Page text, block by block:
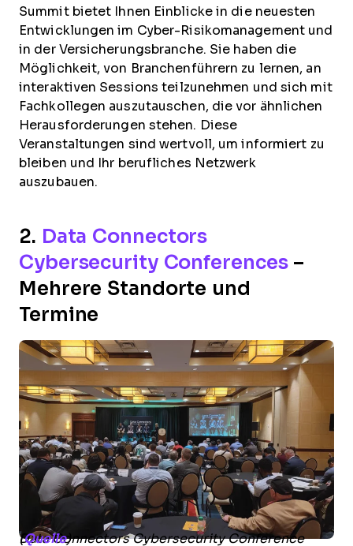
Summit bietet Ihnen Einblicke in die neuesten
Entwicklungen im Cyber-Risikomanagement und
in der Versicherungsbranche. Sie haben die
Möglichkeit, von Branchenführern zu lernen, an
interaktiven Sessions teilzunehmen und sich mit
Fachkollegen auszutauschen, die vor ähnlichen
Herausforderungen stehen. Diese
Veranstaltungen sind wertvoll, um informiert zu
bleiben und Ihr berufliches Netzwerk
auszubauen.
2. Data Connectors
Cybersecurity Conferences–
Mehrere Standorte und
Termine
Data Connectors Cybersecurity Conference (Quelle)